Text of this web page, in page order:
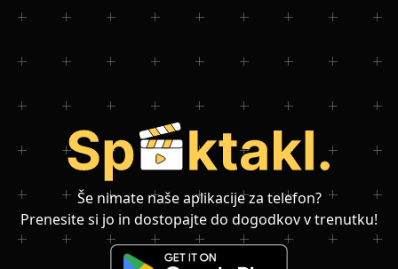
Še nimate naše aplikacije za telefon?
Prenesite si jo in dostopajte do dogodkov v trenutku!